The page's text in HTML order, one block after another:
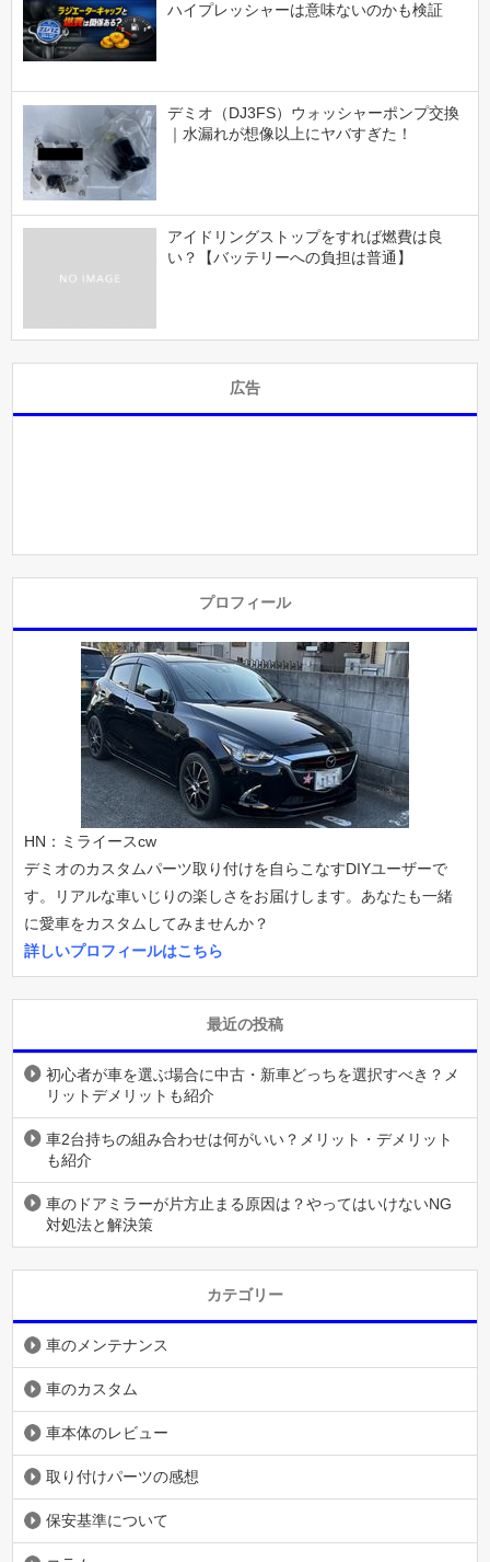
ハイプレッシャーは意味ないのかも検証
デミオ（DJ3FS）ウォッシャーポンプ交換
｜水漏れが想像以上にヤバすぎた！
アイドリングストップをすれば燃費は良
い？【バッテリーへの負担は普通】
広告
プロフィール
HN：ミライースcw
デミオのカスタムパーツ取り付けを自らこなすDIYユーザーで
す。リアルな車いじりの楽しさをお届けします。あなたも一緒
に愛車をカスタムしてみませんか？
詳しいプロフィールはこちら
最近の投稿
初心者が車を選ぶ場合に中古・新車どっちを選択すべき？メ
リットデメリットも紹介
車2台持ちの組み合わせは何がいい？メリット・デメリット
も紹介
車のドアミラーが片方止まる原因は？やってはいけないNG
対処法と解決策
カテゴリー
車のメンテナンス
車のカスタム
車本体のレビュー
取り付けパーツの感想
保安基準について